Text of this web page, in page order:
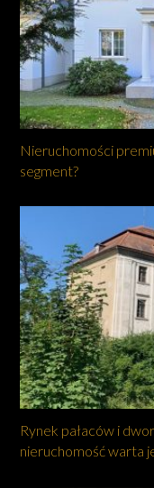
Nieruchomości
segment?
Rynek pałaców i
nieruchomość warta